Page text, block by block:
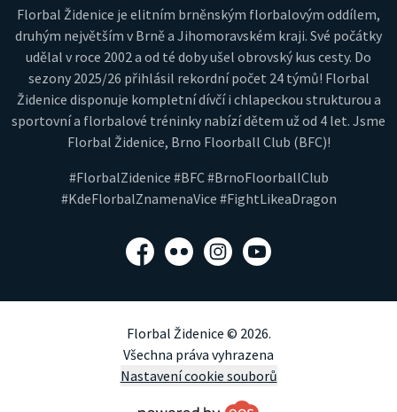
Florbal Židenice je elitním brněnským florbalovým oddílem,
druhým největším v Brně a Jihomoravském kraji. Své počátky
udělal v roce 2002 a od té doby ušel obrovský kus cesty. Do
sezony 2025/26 přihlásil rekordní počet 24 týmů! Florbal
Židenice disponuje kompletní dívčí i chlapeckou strukturou a
sportovní a florbalové tréninky nabízí dětem už od 4 let. Jsme
Florbal Židenice, Brno Floorball Club (BFC)!
#FlorbalZidenice #BFC #BrnoFloorballClub
#KdeFlorbalZnamenaVice #FightLikeaDragon
Facebook
Flickr Instagram
YouTube
Florbal Židenice © 2026.
Všechna práva vyhrazena
Nastavení cookie souborů